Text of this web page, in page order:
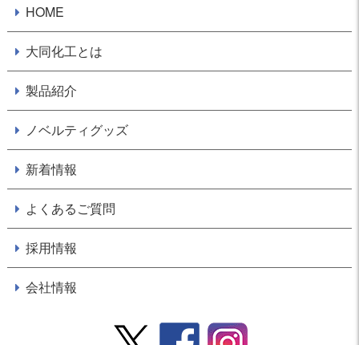
HOME
大同化工とは
製品紹介
ノベルティグッズ
新着情報
よくあるご質問
採用情報
会社情報